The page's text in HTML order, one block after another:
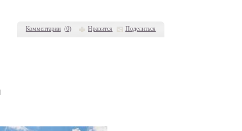
Комментарии (0) Нравится Поделиться
зацикливает от сильного желания или
и внешней вибрации матрицы. Обычный человек